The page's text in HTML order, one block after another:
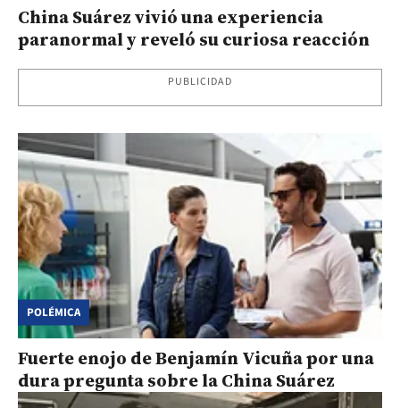
China Suárez vivió una experiencia
paranormal y reveló su curiosa reacción
PUBLICIDAD
POLÉMICA
Fuerte enojo de Benjamín Vicuña por una
dura pregunta sobre la China Suárez